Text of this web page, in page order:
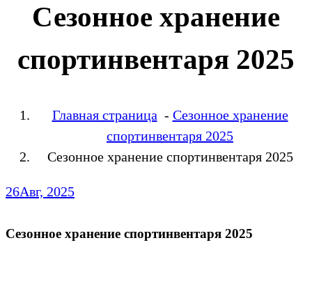
Сезонное хранение
спортинвентаря 2025
Главная страница - Сезонное хранение
спортинвентаря 2025
Сезонное хранение спортинвентаря 2025
26Авг, 2025
Сезонное хранение спортинвентаря 2025